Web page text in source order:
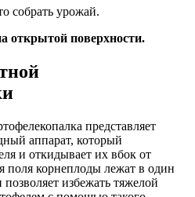
собрать урожай.
открытой поверхности.
представляет
аппарат, который
и откидывает их вбок от
корнеплоды лежат в один
избежать тяжелой